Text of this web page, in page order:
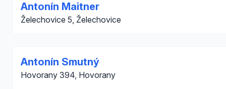
Antonín Maitner
Želechovice 5, Želechovice
Antonín Smutný
Hovorany 394, Hovorany